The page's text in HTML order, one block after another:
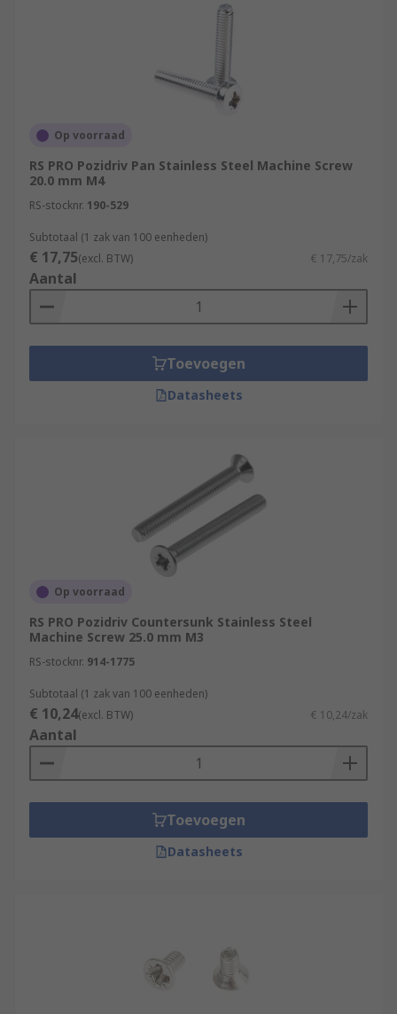
Op voorraad
RS PRO Pozidriv Pan Stainless Steel Machine Screw
20.0 mm M4
RS-stocknr. 190-529
Subtotaal (1 zak van 100 eenheden)
€ 17,75(excl. BTW) € 17,75/zak
Aantal
Toevoegen
Datasheets
Op voorraad
RS PRO Pozidriv Countersunk Stainless Steel
Machine Screw 25.0 mm M3
RS-stocknr. 914-1775
Subtotaal (1 zak van 100 eenheden)
€ 10,24(excl. BTW) € 10,24/zak
Aantal
Toevoegen
Datasheets